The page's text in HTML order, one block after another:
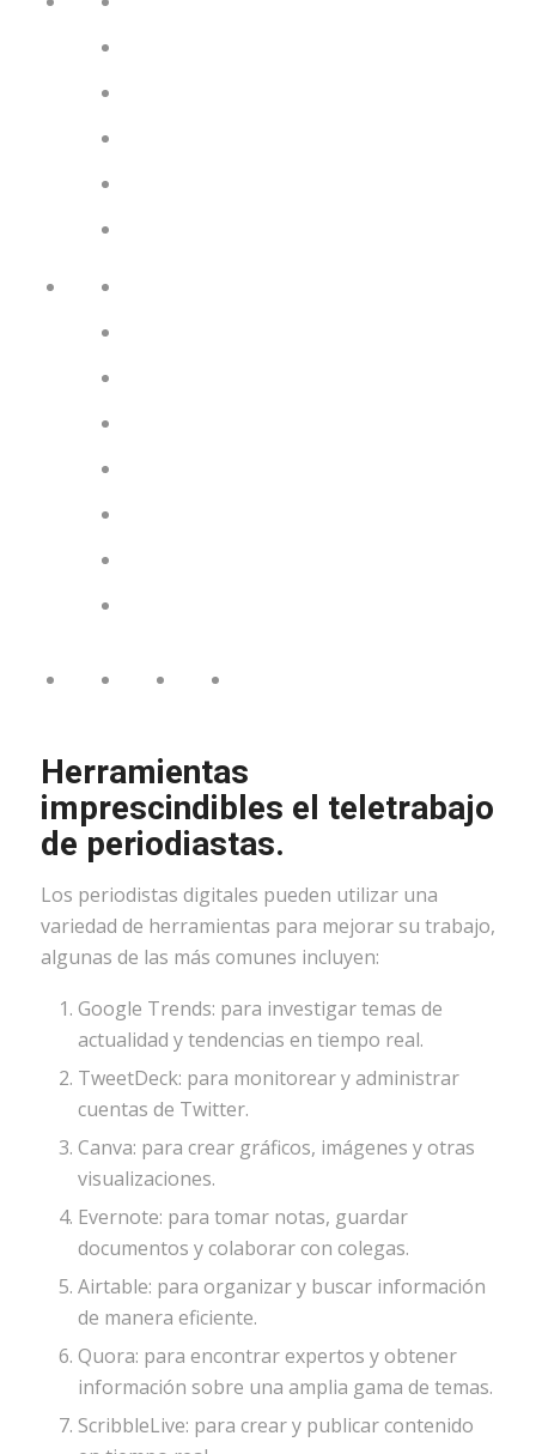
Herramientas
imprescindibles el teletrabajo
de periodiastas.
Los periodistas digitales pueden utilizar una
variedad de herramientas para mejorar su trabajo,
algunas de las más comunes incluyen:
Google Trends: para investigar temas de
actualidad y tendencias en tiempo real.
TweetDeck: para monitorear y administrar
cuentas de Twitter.
Canva: para crear gráficos, imágenes y otras
visualizaciones.
Evernote: para tomar notas, guardar
documentos y colaborar con colegas.
Airtable: para organizar y buscar información
de manera eficiente.
Quora: para encontrar expertos y obtener
información sobre una amplia gama de temas.
ScribbleLive: para crear y publicar contenido